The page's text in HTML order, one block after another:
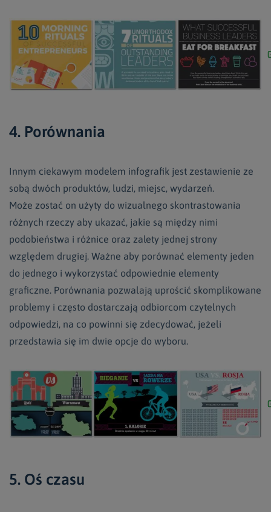
4. Porównania
Innym ciekawym modelem infografik jest zestawienie ze
sobą dwóch produktów, ludzi, miejsc, wydarzeń.
Może zostać on użyty do wizualnego skontrastowania
różnych rzeczy aby ukazać, jakie są między nimi
podobieństwa i różnice oraz zalety jednej strony
względem drugiej. Ważne aby porównać elementy jeden
do jednego i wykorzystać odpowiednie elementy
graficzne. Porównania pozwalają uprościć skomplikowane
problemy i często dostarczają odbiorcom czytelnych
odpowiedzi, na co powinni się zdecydować, jeżeli
przedstawia się im dwie opcje do wyboru.
5. Oś czasu